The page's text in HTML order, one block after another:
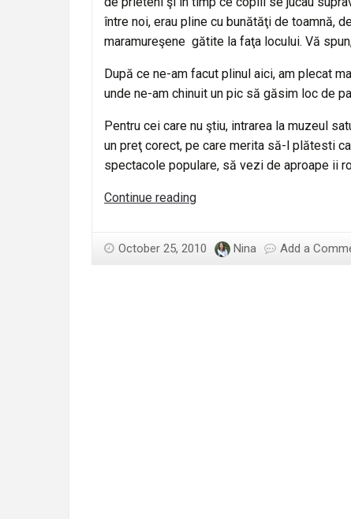
între noi, erau pline cu bunătăţi de toamnă,
maramureşene gătite la faţa locului. Vă
După ce ne-am facut plinul aici, am plecat
unde ne-am chinuit un pic să găsim loc de
Pentru cei care nu ştiu, intrarea la muzeul
un preţ corect, pe care merita să-l plătesti
spectacole populare, să vezi de aproape ii
Continue readingO
October 25, 2010 Nina Add a